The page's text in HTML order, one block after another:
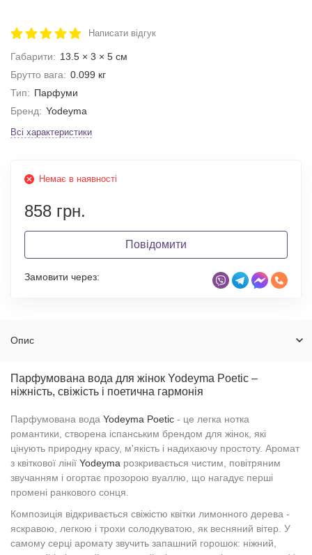
Написати відгук
Габарити: 13.5 × 3 × 5 см
Брутто вага: 0.099 кг
Тип: Парфуми
Бренд: Yodeyma
Всі характеристики
Немає в наявності
858 грн.
Повідомити
Замовити через:
Опис
Парфумована вода для жінок Yodeyma Poetic –
ніжність, свіжість і поетична гармонія
Парфумована вода Yodeyma Poetic - це легка нотка
романтики, створена іспанським брендом для жінок, які
цінують природну красу, м'якість і надихаючу простоту. Аромат
з квіткової лінії Yodeyma розкривається чистим, повітряним
звучанням і огортає прозорою вуаллю, що нагадує перші
промені ранкового сонця.
Композиція відкривається свіжістю квітки лимонного дерева -
яскравою, легкою і трохи солодкуватою, як весняний вітер. У
самому серці аромату звучить запашний горошок: ніжний,